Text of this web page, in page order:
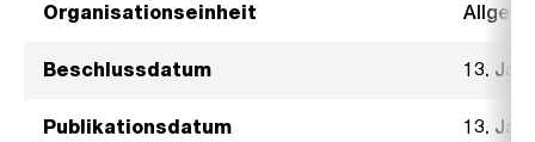
Organisationseinheit
Beschlussdatum 13.
Publikationsdatum 13.